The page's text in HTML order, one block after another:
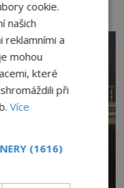
cookie.
našich
reklamními a
mohou
které
při
Více
(1616)